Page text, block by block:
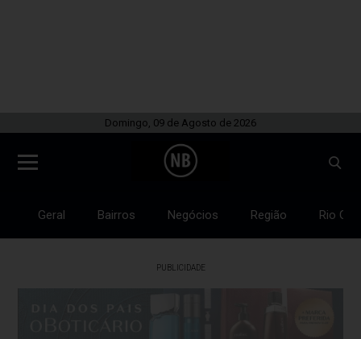
Domingo, 09 de Agosto de 2026
Geral Bairros Negócios Região Rio
PUBLICIDADE